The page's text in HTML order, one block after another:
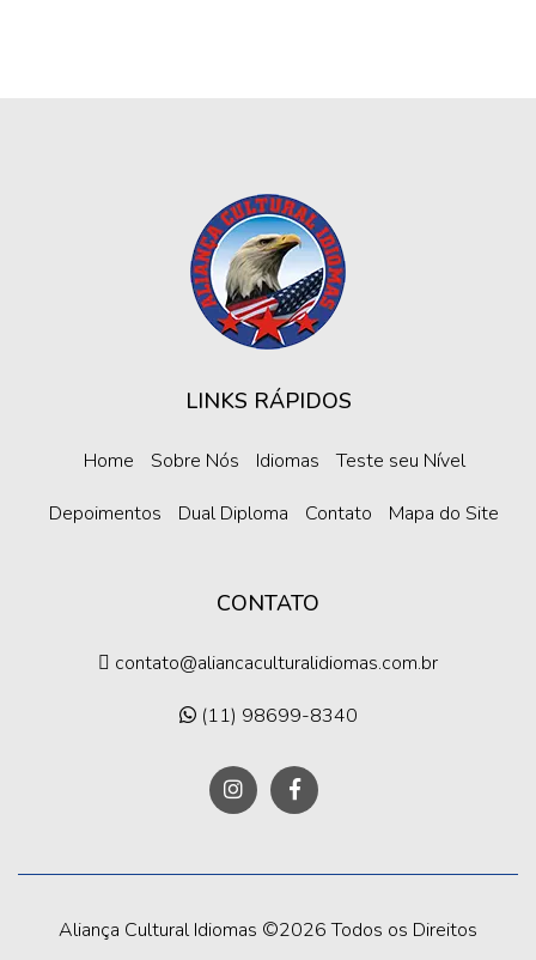
LINKS RÁPIDOS
Home Sobre Nós Idiomas
Teste seu Nível
Depoimentos
Dual Diploma Contato Mapa do Site
CONTATO
contato@aliancaculturalidiomas.com.br
(11) 98699-8340
Aliança Cultural Idiomas ©2026 Todos os Direitos